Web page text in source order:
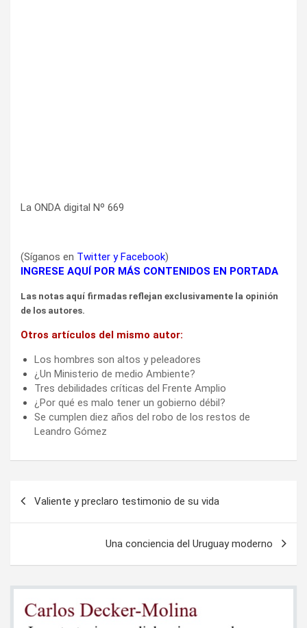
La ONDA digital Nº 669
(Síganos en Twitter yFacebook)
INGRESE AQUÍ POR MÁS CONTENIDOS EN PORTADA
Las notas aquí firmadas reflejan exclusivamente la opinión
de los autores.
Otros artículos del mismo autor:
Los hombres son altos y peleadores
¿Un Ministerio de medio Ambiente?
Tres debilidades críticas del Frente Amplio
¿Por qué es malo tener un gobierno débil?
Se cumplen diez años del robo de los restos de
Leandro Gómez
Valiente y preclaro testimonio de su vida
Una conciencia del Uruguay moderno